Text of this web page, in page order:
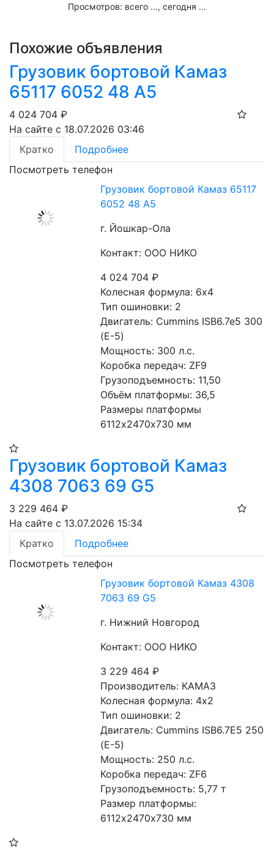
Просмотров: всего ..., сегодня ...
Похожие объявления
Грузовик бортовой Камаз
65117 6052 48 А5
4 024 704 ₽
На сайте с 18.07.2026 03:46
Кратко
Подробнее
Посмотреть телефон
Грузовик бортовой Камаз 65117
6052 48 А5
г. Йошкар-Ола
Контакт: ООО НИКО
4 024 704₽
Колесная формула: 6х4
Тип ошиновки: 2
Двигатель: Cummins ISB6.7e5 300
(Е-5)
Мощность: 300 л.с.
Коробка передач: ZF9
Грузоподъемность: 11,50
Объём платформы: 36,5
Размеры платформы
6112х2470х730 мм
Грузовик бортовой Камаз
4308 7063 69 G5
3 229 464 ₽
На сайте с 13.07.2026 15:34
Кратко
Подробнее
Посмотреть телефон
Грузовик бортовой Камаз 4308
7063 69 G5
г. Нижний Новгород
Контакт: ООО НИКО
3 229 464₽
Производитель: КАМАЗ
Колесная формула: 4х2
Тип ошиновки: 2
Двигатель: Сummins ISB6.7E5 250
(Е-5)
Мощность: 250 л.с.
Коробка передач: ZF6
Грузоподъемность: 5,77 т
Размер платформы:
6112х2470х730 мм